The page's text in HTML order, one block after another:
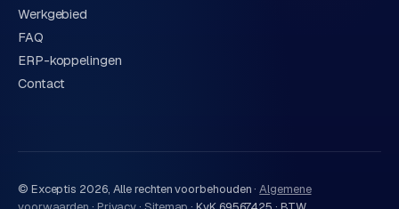
Werkgebied
FAQ
ERP-koppelingen
Contact
© Exceptis 2026, Alle rechten voorbehouden · Algemene